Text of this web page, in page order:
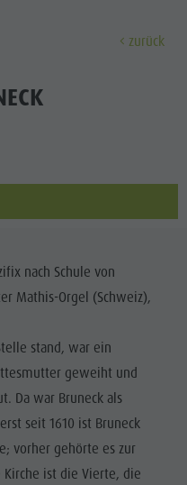
Wellness
Familie &
Info A-Z
zurück
nach Schule von
Mathis-Orgel (Schweiz),
stand, war ein
geweiht und
Da war Bruneck als
seit 1610 ist Bruneck
vorher gehörte es zur
Kirche ist die Vierte, die